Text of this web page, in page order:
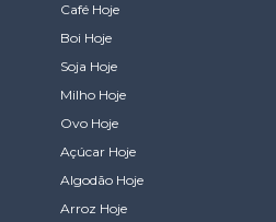
Café Hoje
Boi Hoje
Soja Hoje
Milho Hoje
Ovo Hoje
Açúcar Hoje
Algodão Hoje
Arroz Hoje